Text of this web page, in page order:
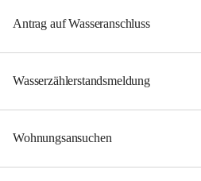
Antrag auf Wasseranschluss
Wasserzählerstandsmeldung
Wohnungsansuchen